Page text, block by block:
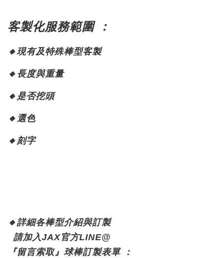
客製化服務範圍 ：
🔸現有及特殊棒型客製
🔸 長度與重量
🔸 是否挖頭
🔸選色
🔸 刻字
🔸詳細各棒型介紹與訂製
請加入JAX官方LINE@
『留言索取』球棒訂製表單 ：